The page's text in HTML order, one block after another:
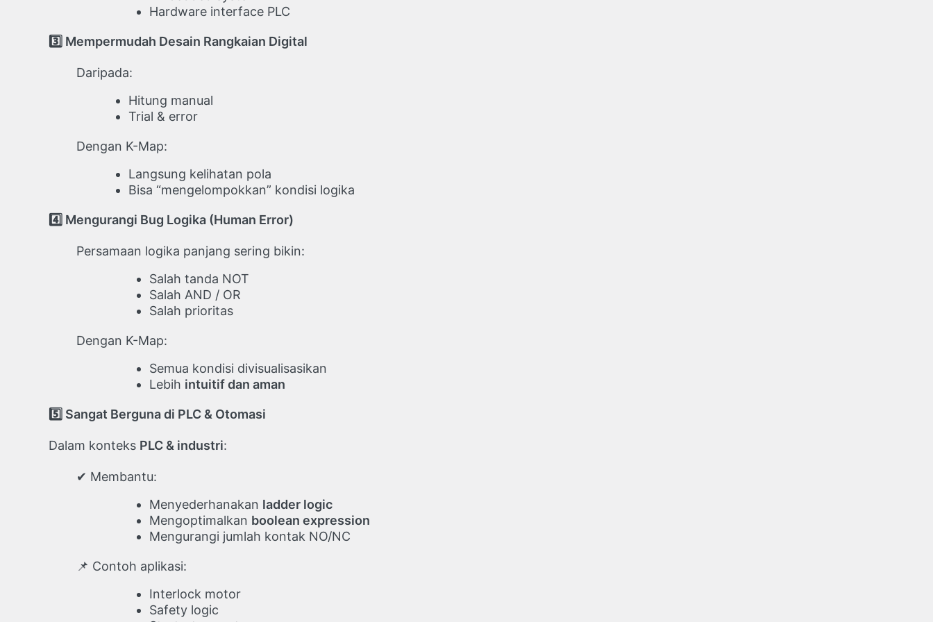
Hardware interface PLC
3️ Mempermudah Desain Rangkaian Digital
Daripada:
Hitung manual
Trial & error
Dengan K-Map:
Langsung kelihatan pola
Bisa “mengelompokkan” kondisi logika
4️ Mengurangi Bug Logika (Human Error)
Persamaan logika panjang sering bikin:
Salah tanda NOT
Salah AND / OR
Salah prioritas
Dengan K-Map:
Semua kondisi divisualisasikan
Lebih intuitif dan aman
5️ Sangat Berguna di PLC & Otomasi
Dalam konteks PLC & industri:
✔ Membantu:
Menyederhanakan ladder logic
Mengoptimalkan boolean expression
Mengurangi jumlah kontak NO/NC
📌 Contoh aplikasi:
Interlock motor
Safety logic